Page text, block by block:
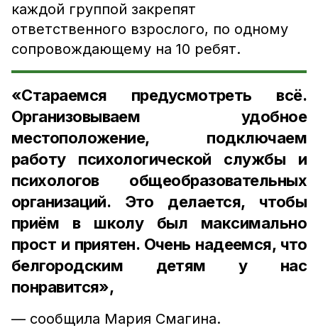
каждой группой закрепят
ответственного взрослого, по одному
сопровождающему на 10 ребят.
«Стараемся предусмотреть всё.
Организовываем удобное
местоположение, подключаем
работу психологической службы и
психологов общеобразовательных
организаций. Это делается, чтобы
приём в школу был максимально
прост и приятен. Очень надеемся, что
белгородским детям у нас
понравится»,
— сообщила Мария Смагина.